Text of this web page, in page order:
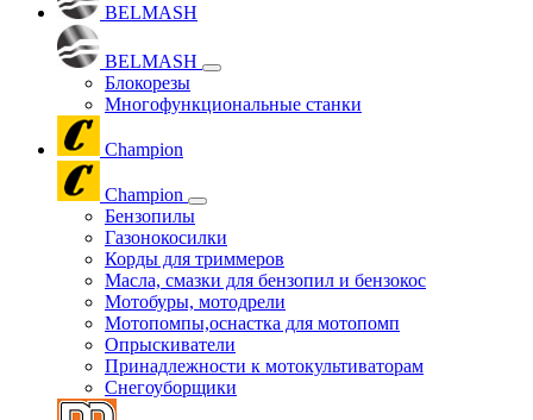
BELMASH
BELMASH
Блокорезы
Многофункциональные станки
Champion
Champion
Бензопилы
Газонокосилки
Корды для триммеров
Масла, смазки для бензопил и бензокос
Мотобуры, мотодрели
Мотопомпы,оснастка для мотопомп
Опрыскиватели
Принадлежности к мотокультиваторам
Снегоуборщики